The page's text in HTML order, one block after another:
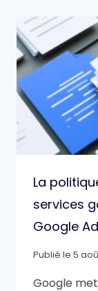
La
services
Google
Publié le 5
Google